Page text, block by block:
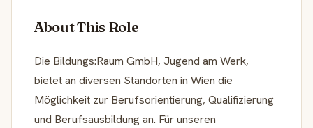
About This Role
Die Bildungs:Raum GmbH, Jugend am Werk,
bietet an diversen Standorten in Wien die
Möglichkeit zur Berufsorientierung, Qualifizierung
und Berufsausbildung an. Für unseren